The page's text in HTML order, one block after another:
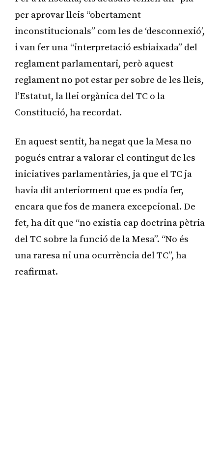
per aprovar lleis “obertament
inconstitucionals” com les de ‘desconnexió’,
i van fer una “interpretació esbiaixada” del
reglament parlamentari, però aquest
reglament no pot estar per sobre de les lleis,
l’Estatut, la llei orgànica del TC o la
Constitució, ha recordat.
En aquest sentit, ha negat que la Mesa no
pogués entrar a valorar el contingut de les
iniciatives parlamentàries, ja que el TC ja
havia dit anteriorment que es podia fer,
encara que fos de manera excepcional. De
fet, ha dit que “no existia cap doctrina pètria
del TC sobre la funció de la Mesa”. “No és
una raresa ni una ocurrència del TC”, ha
reafirmat.